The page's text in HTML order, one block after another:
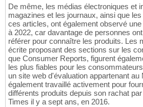
De même, les médias électroniques et
magazines et les journaux, ainsi que
ces articles, ont également observé
à 2022, car davantage de personnes
référer pour connaître les produits. Les
écrite proposant des sections sur les
que Consumer Reports, figurent
les plus fiables pour les
un site web d'évaluation appartenant au
également travaillé activement pour
différents produits depuis son rachat
Times il y a sept ans, en 2016.